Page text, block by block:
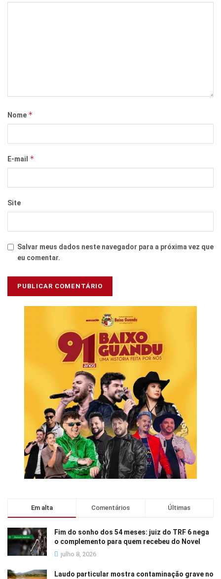
Nome *
E-mail *
Site
Salvar meus dados neste navegador para a próxima vez que
eu comentar.
Em alta Comentários Últimas
Fim do sonho dos 54 meses: juiz do TRF 6 nega
o complemento para quem recebeu do Novel
julho 8, 2026
Laudo particular mostra contaminação grave no